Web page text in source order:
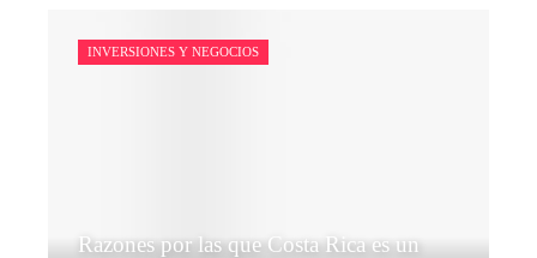
INVERSIONES Y NEGOCIOS
Razones por las que Costa Rica es un